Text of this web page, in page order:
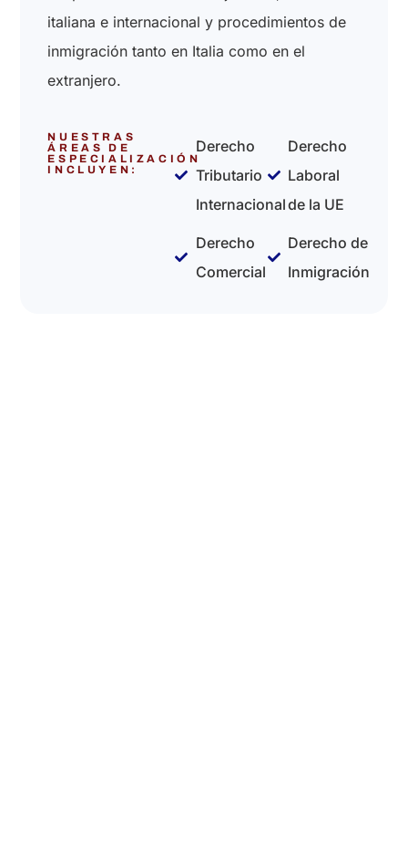
italiana e internacional y procedimientos de
inmigración tanto en Italia como en el
extranjero.
NUESTRAS
ÁREAS DE
ESPECIALIZACIÓN
INCLUYEN:
Derecho
Tributario
Internacional
Derecho
Comercial
Derecho
Laboral
de la UE
Derecho de
Inmigración